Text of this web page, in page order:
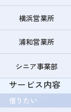
横浜営業所
浦和営業所
シニア事業部
サービス内容
借りたい